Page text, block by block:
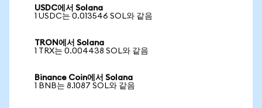
USDC에서 Solana
1 USDC는 0.013546 SOL와 같음
TRON에서 Solana
1 TRX는 0.004438 SOL와 같음
Binance Coin에서 Solana
1 BNB는 8.1087 SOL와 같음